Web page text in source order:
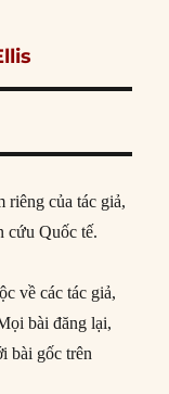
riêng của tác giả,
cứu Quốc tế.
về các tác giả,
bài đăng lại,
bài gốc trên